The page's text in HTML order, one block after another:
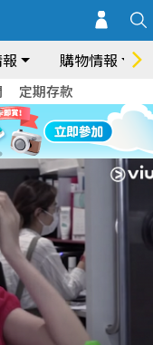
購物情報
定期存款